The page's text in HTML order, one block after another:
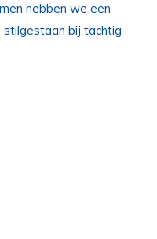
hebben we een
bij tachtig